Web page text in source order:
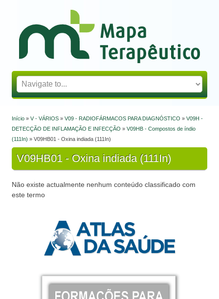
Mapa Terapêutico
Está aqui
Início » V - VÁRIOS » V09 - RADIOFÁRMACOS PARA DIAGNÓSTICO » V09H -
DETECÇÃO DE INFLAMAÇÃO E INFECÇÃO » V09HB - Compostos de índio
(111In) » V09HB01 - Oxina indiada (111In)
V09HB01 - Oxina indiada (111In)
Não existe actualmente nenhum conteúdo classificado com
este termo